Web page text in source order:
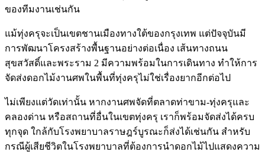
ของทีมงานเช่นกัน
แม้ทุ่งครุจะเป็นเขตชานเมืองทางใต้ของกรุงเทพ แต่ปัจจุบันมี
การพัฒนาโครงสร้างพื้นฐานอย่างต่อเนื่อง เส้นทางถนน
สุขสวัสดิ์และพระราม 2 มีความพร้อมในการเดินทาง ทำให้การ
จัดส่งดอกไม้งานศพในพื้นที่ทุ่งครุไม่ใช่เรื่องยากอีกต่อไป
ไม่เพียงแต่วัดเท่านั้น หากงานศพจัดที่ตลาดท่าขาม-ทุ่งครุและ
คลองด่าน หรือสถานที่อื่นในเขตทุ่งครุ เราก็พร้อมจัดส่งได้ครบ
ทุกจุด ใกล้กับโรงพยาบาลราษฎร์บูรณะก็ส่งได้เช่นกัน สำหรับ
กรณีผู้เสียชีวิตในโรงพยาบาลที่ต้องการนำดอกไม้ไปแสดงความ